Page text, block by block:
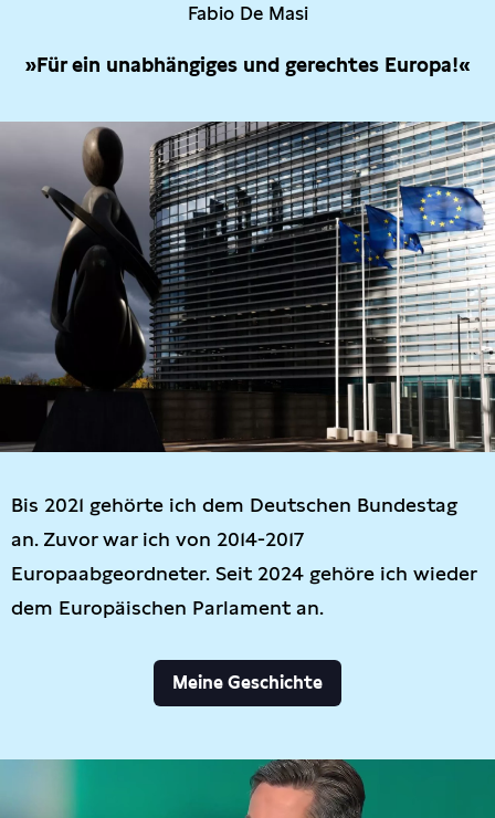
Fabio De Masi
»Für ein unabhängiges und gerechtes Europa!«
Bis 2021 gehörte ich dem Deutschen Bundestag
an. Zuvor war ich von 2014-2017
Europaabgeordneter. Seit 2024 gehöre ich wieder
dem Europäischen Parlament an.
Meine Geschichte